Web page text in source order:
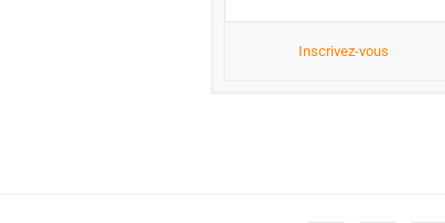
Inscrivez-vous